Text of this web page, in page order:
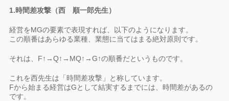
1.時間差攻撃（西 順一郎先生）
経営をMGの要素で表現すれば、以下のようになります。
この順番はあらゆる業種、業態に当てはまる絶対原則です。
それは、F↑→Q↑→MQ↑→G↑の順番だというものです。
これを西先生は「時間差攻撃」と称しています。
Fから始まる経営はGとして結実するまでには、時間差があるの
です。